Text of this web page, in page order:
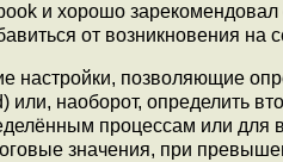
и хорошо
от возникновения на
настройки, позволяющие
наоборот, определить
процессам или
значения, при